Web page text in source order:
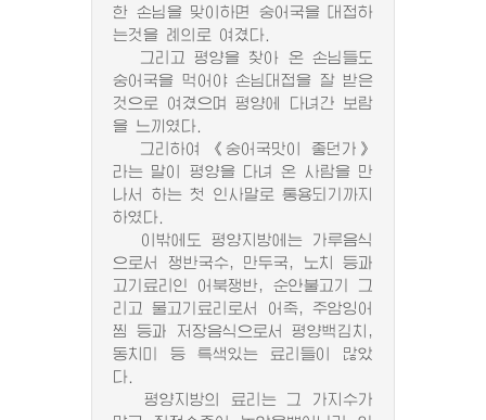
한 손님을 맞이하면 숭어국을 대접하
는것을 례의로 여겼다.
그리고 평양을 찾아 온 손님들도
숭어국을 먹어야 손님대접을 잘 받은
것으로 여겼으며 평양에 다녀간 보람
을 느끼였다.
그리하여 《숭어국맛이 좋던가》
라는 말이 평양을 다녀 온 사람을 만
나서 하는 첫 인사말로 통용되기까지
하였다.
이밖에도 평양지방에는 가루음식
으로서 쟁반국수, 만두국, 노치 등과
고기료리인 어북쟁반, 순안불고기 그
리고 물고기료리로서 어죽, 주암잉어
찜 등과 저장음식으로서 평양백김치,
동치미 등 특색있는 료리들이 많았
다.
평양지방의 료리는 그 가지수가